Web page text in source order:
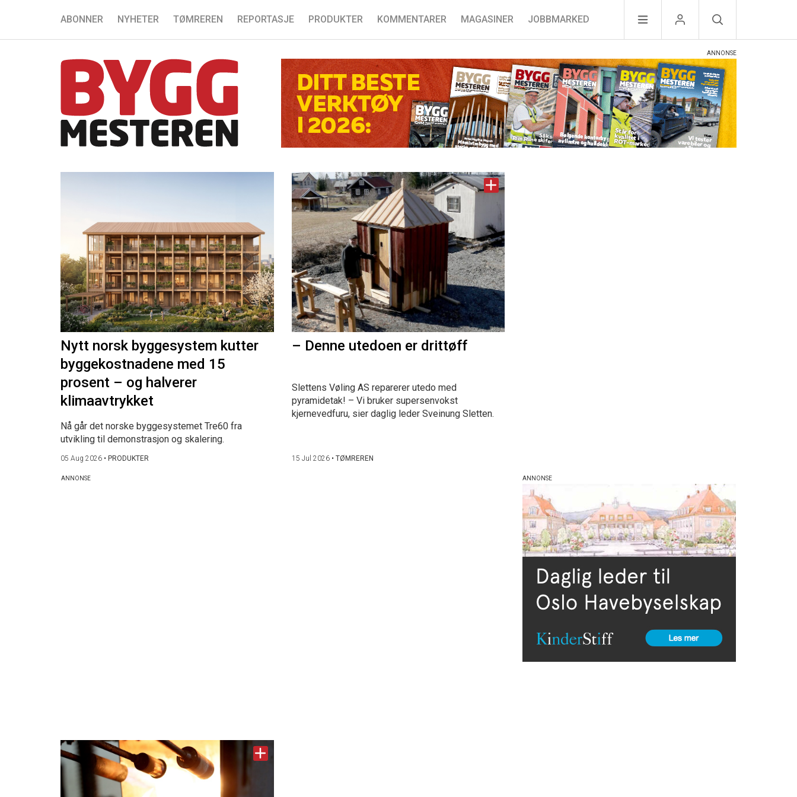
ABONNER NYHETER TØMREREN REPORTASJE PRODUKTER KOMMENTARER MAGASINER JOBBMARKED
Nytt norsk byggesystem kutter
byggekostnadene med 15
prosent – og halverer
klimaavtrykket
Nå går det norske byggesystemet Tre60 fra
utvikling til demonstrasjon og skalering.
05 Aug 2026 • PRODUKTER
– Denne utedoen er drittøff
Slettens Vøling AS reparerer utedo med
pyramidetak! – Vi bruker supersenvokst
kjernevedfuru, sier daglig leder Sveinung Sletten.
15 Jul 2026• TØMREREN